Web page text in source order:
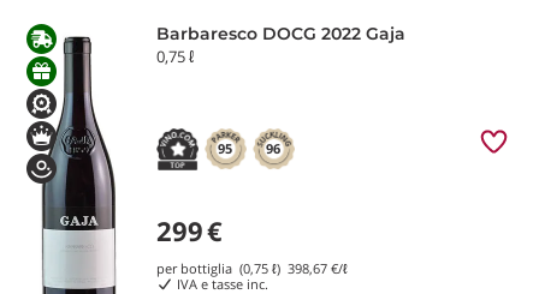
Barbaresco DOCG 2022 Gaja
0,75 ℓ
95 96
299€
per bottiglia (0,75 ℓ) 398,67 €/ℓ
IVA e tasse inc.